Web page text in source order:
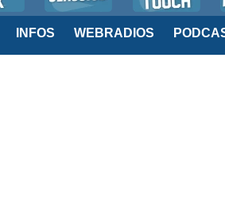
INFOS WEBRADIOS